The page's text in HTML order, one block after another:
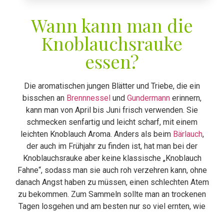
Wann kann man die
Knoblauchsrauke
essen?
Die aromatischen jungen Blätter und Triebe, die ein
bisschen an Brennnessel und Gundermann erinnern,
kann man von April bis Juni frisch verwenden. Sie
schmecken senfartig und leicht scharf, mit einem
leichten Knoblauch Aroma. Anders als beim Bärlauch,
der auch im Frühjahr zu finden ist, hat man bei der
Knoblauchsrauke aber keine klassische „Knoblauch
Fahne“, sodass man sie auch roh verzehren kann, ohne
danach Angst haben zu müssen, einen schlechten Atem
zu bekommen. Zum Sammeln sollte man an trockenen
Tagen losgehen und am besten nur so viel ernten, wie